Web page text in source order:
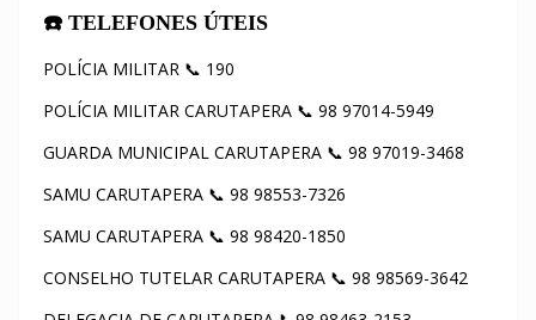
☎️ TELEFONES ÚTEIS
POLÍCIA MILITAR 📞 190
POLÍCIA MILITAR CARUTAPERA 📞 98 97014-5949
GUARDA MUNICIPAL CARUTAPERA 📞 98 97019-3468
SAMU CARUTAPERA 📞 98 98553-7326
SAMU CARUTAPERA 📞 98 98420-1850
CONSELHO TUTELAR CARUTAPERA 📞 98 98569-3642